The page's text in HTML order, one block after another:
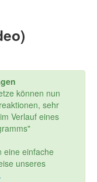
können nun
sehr
Verlauf eines
eine einfache
unseres